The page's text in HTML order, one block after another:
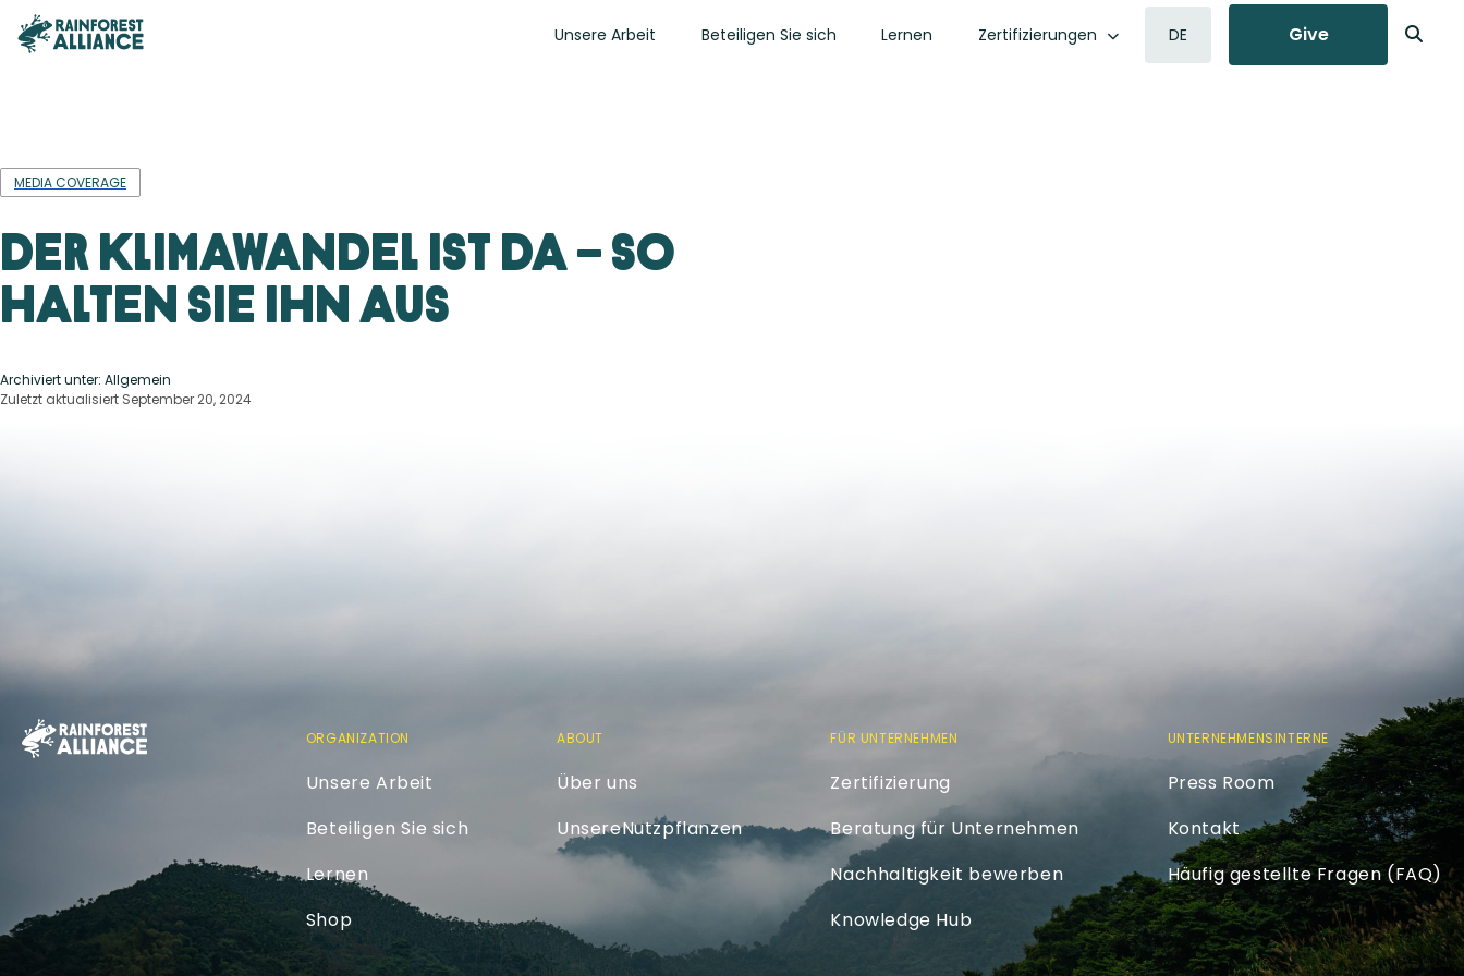
Unsere Arbeit Beteiligen Sie sich Lernen Zertifizierungen DE Give
MEDIA COVERAGE
Der Klimawandel ist da – so
halten Sie ihn aus
Archiviert unter: Allgemein
Zuletzt aktualisiert September 20, 2024
ORGANIZATION
Unsere Arbeit
Beteiligen Sie sich
Lernen
Shop
ABOUT
Über uns
UnsereNutzpflanzen
FÜR UNTERNEHMEN
Zertifizierung
Beratung für Unternehmen
Nachhaltigkeit bewerben
Knowledge Hub
UNTERNEHMENSINTERNE
Press Room
Kontakt
Häufig gestellte Fragen (FAQ)